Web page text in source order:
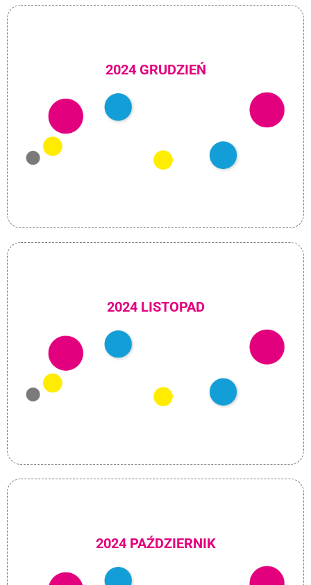
2024 GRUDZIEŃ
2024 LISTOPAD
2024 PAŹDZIERNIK